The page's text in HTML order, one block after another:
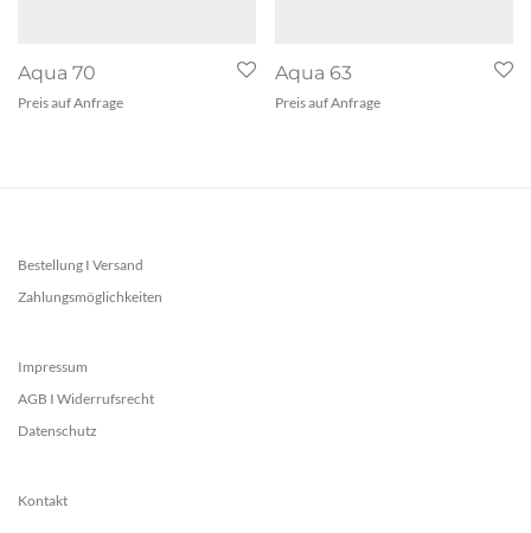
Aqua 70
Preis auf Anfrage
Aqua 63
Preis auf Anfrage
Bestellung I Versand
Zahlungsmöglichkeiten
Impressum
AGB I Widerrufsrecht
Datenschutz
Kontakt